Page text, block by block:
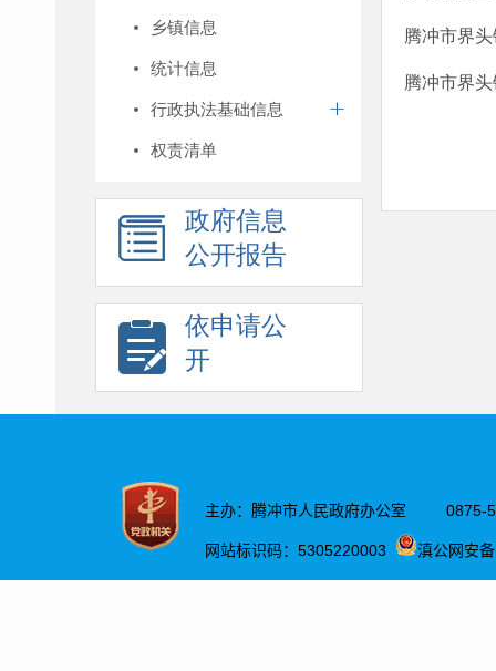
乡镇信息
统计信息
行政执法基础信息
权责清单
政府信息
公开报告
依申请公
开
腾冲市界
腾冲市界